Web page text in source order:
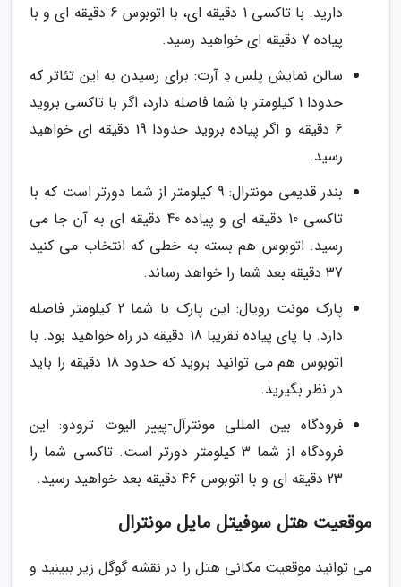
دارید. با تاکسی 1 دقیقه ای، با اتوبوس 6 دقیقه ای و با
پیاده 7 دقیقه ای خواهید رسید.
سالن نمایش پلس دِ آرت: برای رسیدن به این تئاتر که
حدودا 1 کیلومتر با شما فاصله دارد، اگر با تاکسی بروید
6 دقیقه و اگر پیاده بروید حدودا 19 دقیقه ای خواهید
رسید.
بندر قدیمی مونترال: 9 کیلومتر از شما دورتر است که با
تاکسی 10 دقیقه ای و پیاده 40 دقیقه ای به آن جا می
رسید. اتوبوس هم بسته به خطی که انتخاب می کنید
37 دقیقه بعد شما را خواهد رساند.
پارک مونت رویال: این پارک با شما 2 کیلومتر فاصله
دارد. با پای پیاده تقریبا 18 دقیقه در راه خواهید بود. با
اتوبوس هم می توانید بروید که حدود 18 دقیقه را باید
در نظر بگیرید.
فرودگاه بین المللی مونترآل-پییر الیوت ترودو: این
فرودگاه از شما 3 کیلومتر دورتر است. تاکسی شما را
23 دقیقه ای و با اتوبوس 46 دقیقه بعد خواهید رسید.
موقعیت هتل سوفیتل مایل مونترال
می توانید موقعیت مکانی هتل را در نقشه گوگل زیر ببینید و